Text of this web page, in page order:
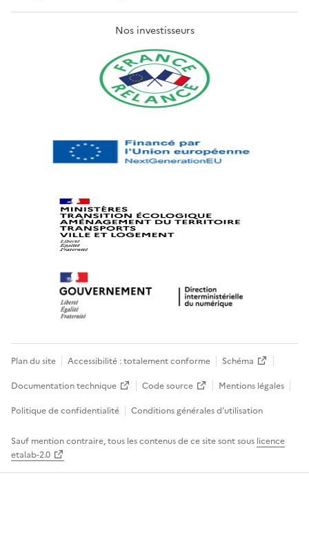
Nos investisseurs
Plan du site Accessibilité : totalement conforme
Schéma
Documentation technique
Code source
Mentions légales
Politique de confidentialité
Conditions générales d’utilisation
Sauf mention contraire, tous les contenus de ce site sont sous licence
etalab-2.0